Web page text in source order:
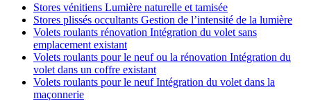
Stores vénitiens Lumière naturelle et tamisée
Stores plissés occultants Gestion de l’intensité de la lumière
Volets roulants rénovation Intégration du volet sans
emplacement existant
Volets roulants pour le neuf ou la rénovation Intégration du
volet dans un coffre existant
Volets roulants pour le neuf Intégration du volet dans la
maçonnerie